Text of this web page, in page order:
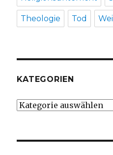
Theologie Tod
KATEGORIEN
Kategorien